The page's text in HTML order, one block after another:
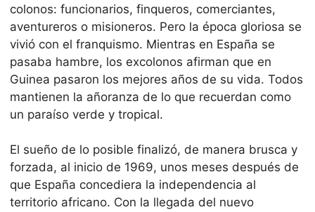
colonos: funcionarios, finqueros, comerciantes,
aventureros o misioneros. Pero la época gloriosa se
vivió con el franquismo. Mientras en España se
pasaba hambre, los excolonos afirman que en
Guinea pasaron los mejores años de su vida. Todos
mantienen la añoranza de lo que recuerdan como
un paraíso verde y tropical.
El sueño de lo posible finalizó, de manera brusca y
forzada, al inicio de 1969, unos meses después de
que España concediera la independencia al
territorio africano. Con la llegada del nuevo